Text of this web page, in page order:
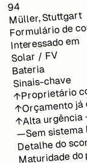
94
Müller, Stuttgart
Formulário de
Interessado em
Solar / FV
Bateria
Sinais-chave
↑Proprietário
↑Orçamento
↑Alta
—Sem
Detalhe do
Maturidade